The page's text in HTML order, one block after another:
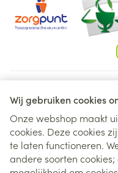
Wij gebruiken cookies
Onze webshop maakt
cookies. Deze cookies
te laten functioneren.
andere soorten
Juridische links